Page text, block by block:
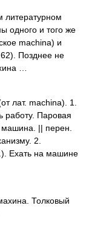
одного и того же
machina) и
Позднее не
…
machina). 1.
Паровая
|| перен.
2.
Ехать на машине
Толковый